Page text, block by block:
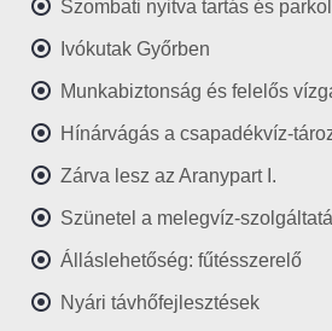
Szombati nyitva tartás és
Ivókutak Győrben
Munkabiztonság és felelős
Hínárvágás a csapadékvíz-
Zárva lesz az Aranypart I.
Szünetel a melegvíz-
Álláslehetőség: fűtésszerelő
Nyári távhőfejlesztések